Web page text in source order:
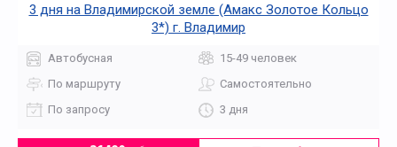
3 дня на Владимирской земле (Амакс Золотое Кольцо
3*) г. Владимир
Автобусная
15-49 человек
По маршруту
Самостоятельно
По запросу
3 дня